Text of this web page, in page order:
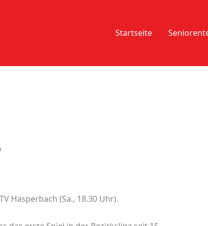
Startseite
Hasperbach (Sa., 18.30 Uhr).